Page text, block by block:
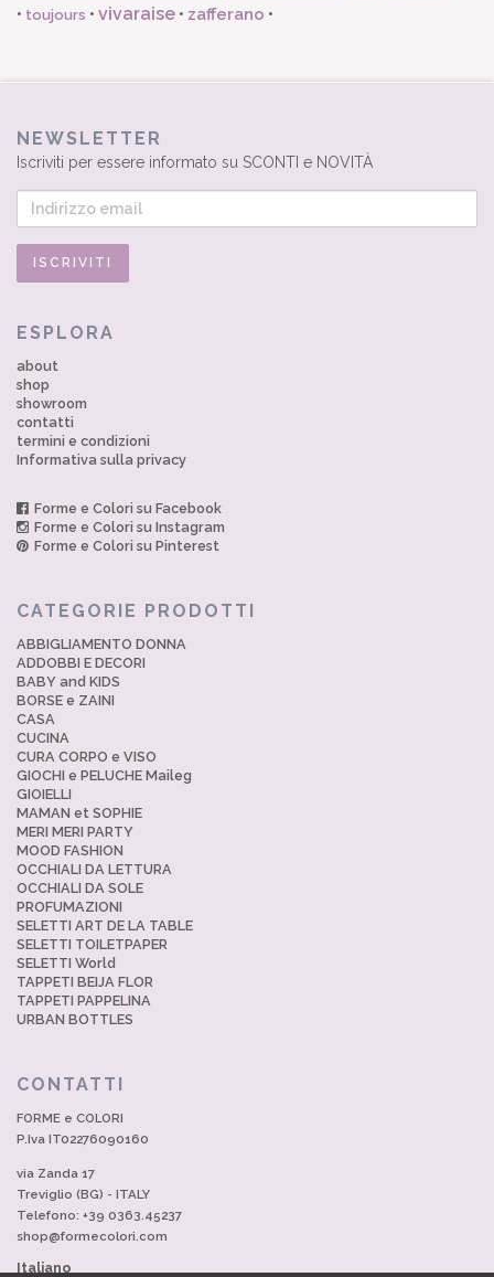
• toujours • vivaraise • zafferano •
NEWSLETTER
Iscriviti per essere informato su SCONTI e NOVITÀ
ESPLORA
about
shop
showroom
contatti
termini e condizioni
Informativa sulla privacy
Forme e Colori su Facebook
Forme e Colori su Instagram
Forme e Colori su Pinterest
CATEGORIE PRODOTTI
ABBIGLIAMENTO DONNA
ADDOBBI E DECORI
BABY and KIDS
BORSE e ZAINI
CASA
CUCINA
CURA CORPO e VISO
GIOCHI e PELUCHE Maileg
GIOIELLI
MAMAN et SOPHIE
MERI MERI PARTY
MOOD FASHION
OCCHIALI DA LETTURA
OCCHIALI DA SOLE
PROFUMAZIONI
SELETTI ART DE LA TABLE
SELETTI TOILETPAPER
SELETTI World
TAPPETI BEIJA FLOR
TAPPETI PAPPELINA
URBAN BOTTLES
CONTATTI
FORME e COLORI
P.Iva IT02276090160
via Zanda 17
Treviglio (BG) - ITALY
Telefono: +39 0363.45237
shop@formecolori.com
Italiano